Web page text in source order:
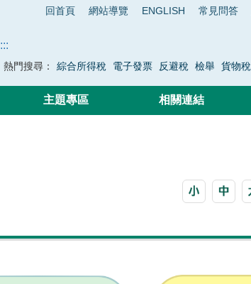
回首頁 網站導覽 ENGLISH 常見問答
:::
熱門搜尋： 綜合所得稅 電子發票 反避稅 檢舉 貨物稅
主題專區 相關連結